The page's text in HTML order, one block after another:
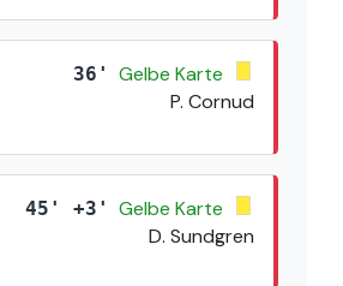
36'
Gelbe Karte
P. Cornud
45' +3'
Gelbe Karte
D. Sundgren